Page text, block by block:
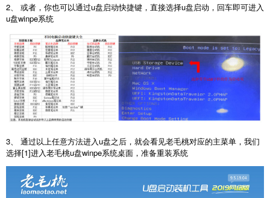
2、 或者，你也可以通过u盘启动快捷键，直接选择u盘启动，回车即可进入
u盘winpe系统
3、 通过以上任意方法进入u盘之后，就会看见老毛桃对应的主菜单，我们
选择[1]进入老毛桃u盘winpe系统桌面，准备重装系统